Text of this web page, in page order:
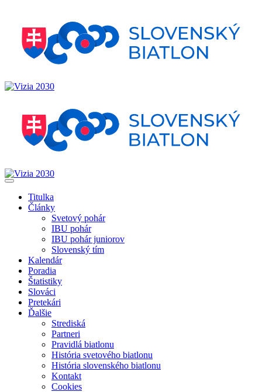
Titulka
Články
Svetový pohár
IBU pohár
IBU pohár juniorov
Slovenský tím
Kalendár
Poradia
Štatistiky
Slováci
Pretekári
Ďalšie
Strediská
Partneri
Pravidlá biatlonu
História svetového biatlonu
História slovenského biatlonu
Kontakt
Cookies